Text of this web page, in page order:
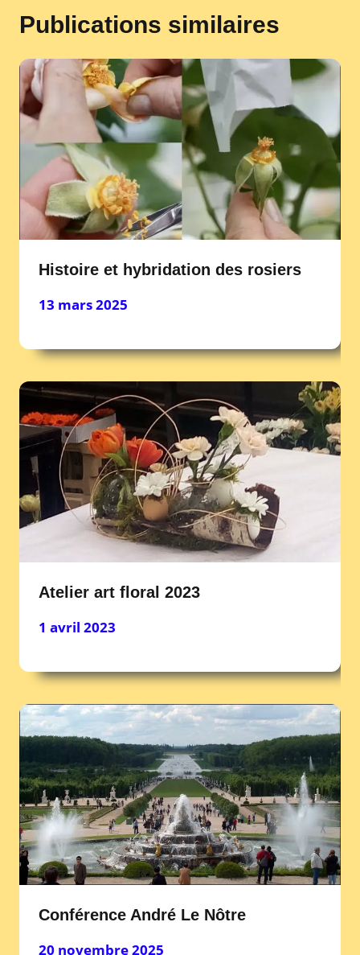
Publications similaires
Histoire et hybridation des rosiers
13 mars 2025
Atelier art floral 2023
1 avril 2023
Conférence André Le Nôtre
20 novembre 2025